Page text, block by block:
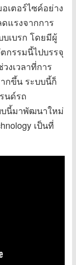
เตอร์ไซค์อย่าง
แรงจากการ
เบรก โดยมีผู้
กรรมนี้ไปบรรจุ
งเวลาที่การ
กขึ้น ระบบนี้ก็
นด์รถ
บนี้มาพัฒนาใหม่
เป็นที่